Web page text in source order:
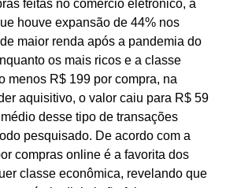
feitas no comércio eletrônico, a
houve expansão de 44% nos
maior renda após a pandemia do
os mais ricos e a classe
menos R$ 199 por compra, na
aquisitivo, o valor caiu para R$ 59
desse tipo de transações
pesquisado. De acordo com a
compras online é a favorita dos
classe econômica, revelando que